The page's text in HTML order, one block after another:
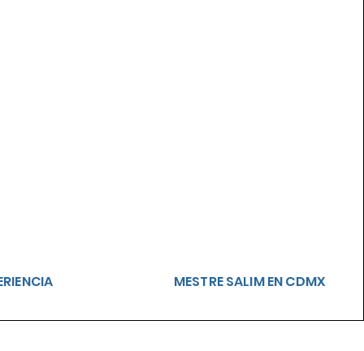
MESTRE SALIM EN CDMX